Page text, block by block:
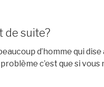
de suite?
d’homme qui
c’est que si vous